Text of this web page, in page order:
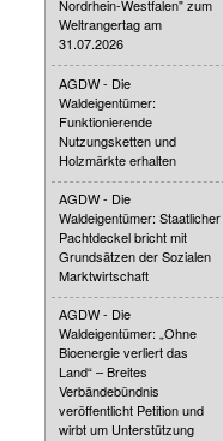
Nordrhein-Westfalen" zum
Weltrangertag am
31.07.2026
AGDW - Die
Waldeigentümer:
Funktionierende
Nutzungsketten und
Holzmärkte erhalten
AGDW - Die
Waldeigentümer: Staatlicher
Pachtdeckel bricht mit
Grundsätzen der Sozialen
Marktwirtschaft
AGDW - Die
Waldeigentümer: „Ohne
Bioenergie verliert das
Land“ – Breites
Verbändebündnis
veröffentlicht Petition und
wirbt um Unterstützung